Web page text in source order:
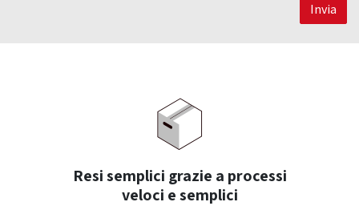
Invia
Resi semplici grazie a processi
veloci e semplici